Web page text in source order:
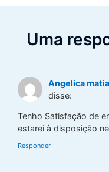
Uma
Angelica
disse:
Tenho Satisfação de
estarei à disposição
Responder